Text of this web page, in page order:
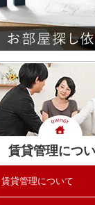
賃貸管理につ
賃貸管理について